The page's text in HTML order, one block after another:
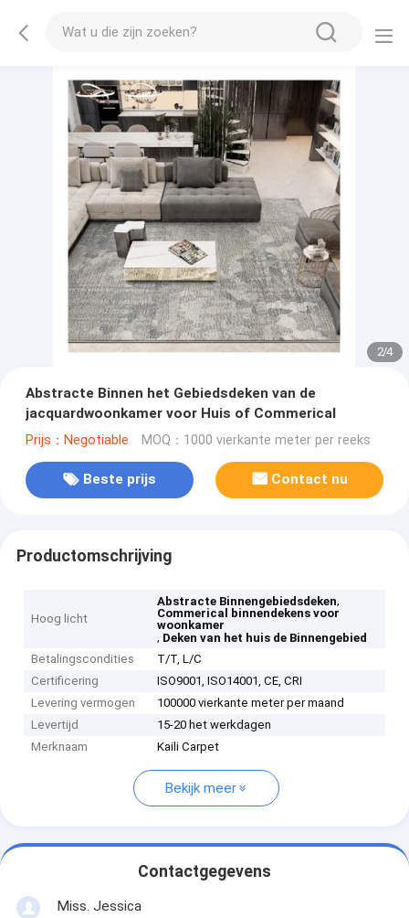
2/4
Abstracte Binnen het Gebiedsdeken van de
jacquardwoonkamer voor Huis of Commerical
Prijs：Negotiable MOQ：1000 vierkante meter per reeks
Beste prijs Contact nu
Productomschrijving
Hoog licht
Abstracte Binnengebiedsdeken,
Commerical binnendekens voor
woonkamer
, Deken van het huis de Binnengebied
Betalingscondities
T/T, L/C
Certificering
ISO9001, ISO14001, CE, CRI
Levering vermogen
100000 vierkante meter per maand
Levertijd
15-20 het werkdagen
Merknaam
Kaili Carpet
Bekijk meer
Contactgegevens
Miss. Jessica